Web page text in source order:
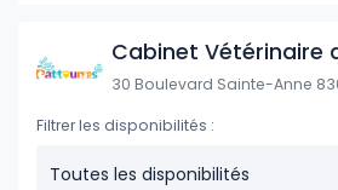
Cabinet Vétérinaire
30 Boulevard Sainte-Anne
Filtrer les disponibilités :
Toutes les disponibilités